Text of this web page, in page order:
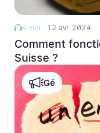
4 min 12 avr. 2024
Comment
Suisse ?
Gé